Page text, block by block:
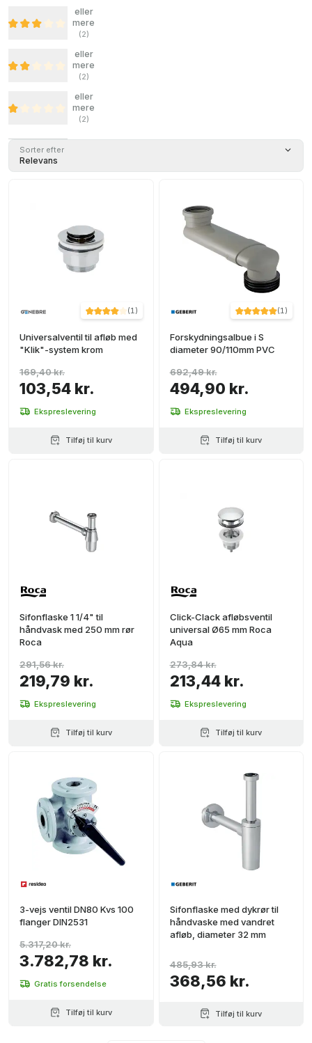
eller
mere
(2)
eller
mere
(2)
eller
mere
(2)
Sorter efter
Relevans
(1)
Universalventil til afløb med
"Klik"-system krom
103,54 kr.
169,40 kr.
Ekspreslevering
Tilføj til kurv
(1)
Forskydningsalbue i S
diameter 90/110mm PVC
494,90 kr.
692,49 kr.
Ekspreslevering
Tilføj til kurv
Sifonflaske 1 1/4" til
håndvask med 250 mm rør
Roca
219,79 kr.
291,56 kr.
Ekspreslevering
Tilføj til kurv
Click-Clack afløbsventil
universal Ø65 mm Roca
Aqua
213,44 kr.
273,84 kr.
Ekspreslevering
Tilføj til kurv
3-vejs ventil DN80 Kvs 100
flanger DIN2531
3.782,78 kr.
5.317,20 kr.
Gratis forsendelse
Tilføj til kurv
Sifonflaske med dykrør til
håndvaske med vandret
afløb, diameter 32 mm
368,56 kr.
485,93 kr.
Tilføj til kurv